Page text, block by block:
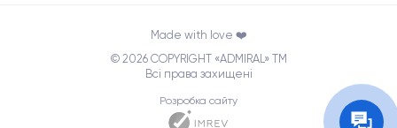
Made with love ❤️
© 2026 COPYRIGHT «ADMIRAL» TM
Всі права захищені
Розробка сайту